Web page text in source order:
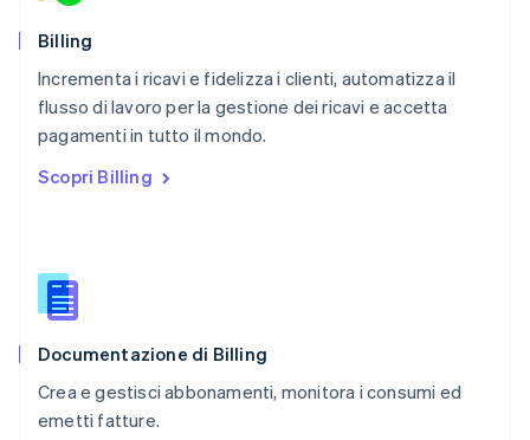
Billing
Incrementa i ricavi e fidelizza i clienti, automatizza il
flusso di lavoro per la gestione dei ricavi e accetta
pagamenti in tutto il mondo.
Scopri Billing
Documentazione di Billing
Crea e gestisci abbonamenti, monitora i consumi ed
emetti fatture.
Portogallo
Português
English简体中文
Regno Unito
English
English
English
Slovacchia
Slovenia
Spagna
EspañolEnglish